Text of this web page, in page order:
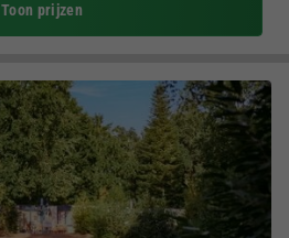
Toon prijzen